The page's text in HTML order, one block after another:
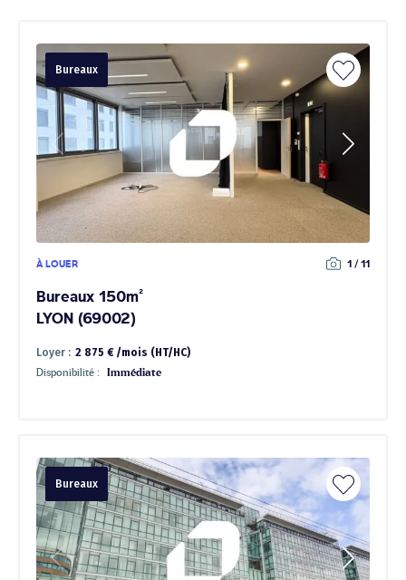
Bureaux
À LOUER 1 / 11
Bureaux 150m²
LYON (69002)
Loyer : 2 875 € /mois (HT/HC)
Disponibilité : Immédiate
Bureaux